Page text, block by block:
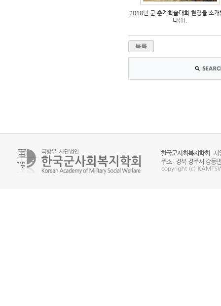
2018년 군 춘계학술대회 현장을 소개
다(1).
목록